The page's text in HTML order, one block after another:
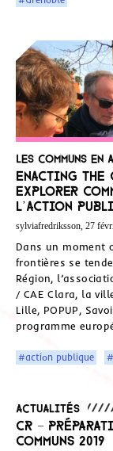
Les communs
Enacting the
explorer
l’action
sylviafredriksson, 27
Dans un moment
frontières se
Région,
/ CAE Clara, la
Lille, POPUP,
programme
#action publique
Actualités
CR –
communs 2019